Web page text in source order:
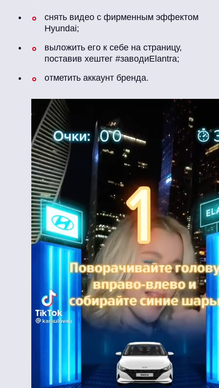
снять видео с фирменным эффектом
Hyundai;
выложить его к себе на страницу,
поставив хештег #заводиElantra;
отметить аккаунт бренда.